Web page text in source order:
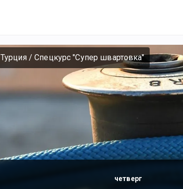
Турция/Спецкурс "Супер швартовка"
четверг